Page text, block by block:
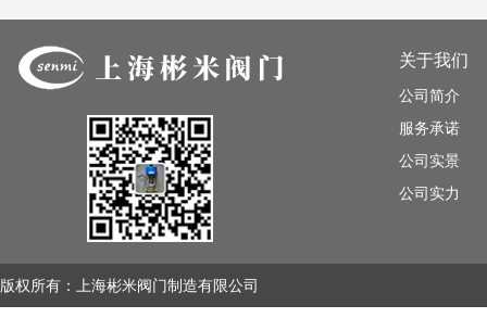
关于我们
公司简介
服务承诺
公司实景
公司实力
版权所有：上海彬米阀门制造有限公司